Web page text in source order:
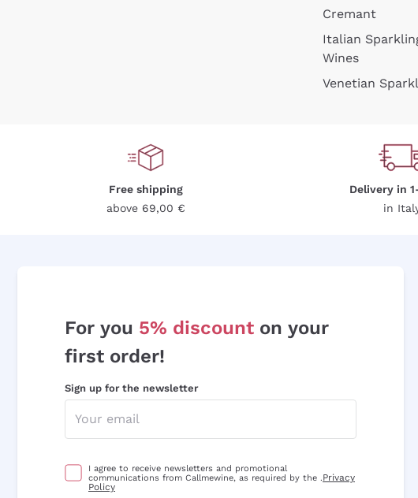
Cremant
Italian
Wines
Venetian
Free shipping
above 69,00 €
Delivery in
in
For you 5% discount on your
first order!
Sign up for the newsletter
I agree to receive newsletters and promotional
communications from Callmewine, as required by the .Privacy
Policy